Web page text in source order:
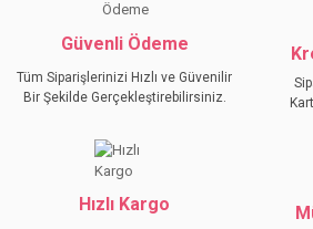
Bu ürüne benzer farklı alternatifler
Güvenli Ödeme
Tüm Siparişlerinizi Hızlı ve Güvenilir
Bir Şekilde Gerçekleştirebilirsiniz.
Hızlı Kargo